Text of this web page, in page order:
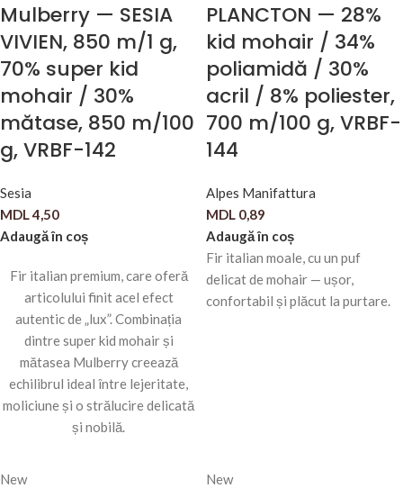
Mulberry — SESIA
VIVIEN, 850 m/1 g,
70% super kid
mohair / 30%
mătase, 850 m/100
g, VRBF-142
Sesia
MDL4,50
Adaugă în coș
Fir italian premium, care oferă
articolului finit acel efect
autentic de „lux”. Combinația
dintre super kid mohair și
mătasea Mulberry creează
echilibrul ideal între lejeritate,
moliciune și o strălucire delicată
și nobilă.
PLANCTON — 28%
kid mohair / 34%
poliamidă / 30%
acril / 8% poliester,
700 m/100 g, VRBF-
144
Alpes Manifattura
MDL 0,89
Adaugă în coș
Fir italian moale, cu un puf
delicat de mohair — ușor,
confortabil și plăcut la purtare.
New New